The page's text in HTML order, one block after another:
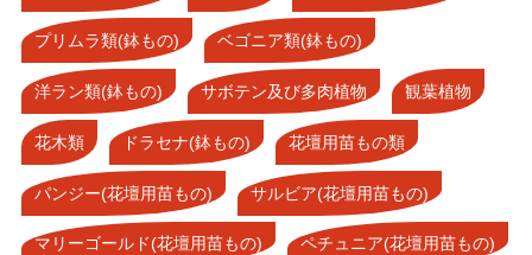
プリムラ類(鉢もの) ベゴニア類(鉢もの)
洋ラン類(鉢もの) サボテン及び多肉植物 観葉植物
花木類 ドラセナ(鉢もの) 花壇用苗もの類
パンジー(花壇用苗もの) サルビア(花壇用苗もの)
マリーゴールド(花壇用苗もの) ペチュニア(花壇用苗もの)